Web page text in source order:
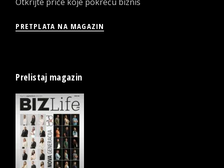
PRETPLATA NA MAGAZIN
Prelistaj magazin